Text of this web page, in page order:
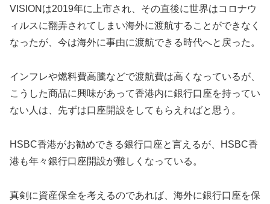
VISIONは2019年に上市され、その直後に世界はコロナウ
ィルスに翻弄されてしまい海外に渡航することができなく
なったが、今は海外に事由に渡航できる時代へと戻った。
インフレや燃料費高騰などで渡航費は高くなっているが、
こうした商品に興味があって香港内に銀行口座を持ってい
ない人は、先ずは口座開設をしてもらえればと思う。
HSBC香港がお勧めできる銀行口座と言えるが、HSBC香
港も年々銀行口座開設が難しくなっている。
真剣に資産保全を考えるのであれば、海外に銀行口座を保